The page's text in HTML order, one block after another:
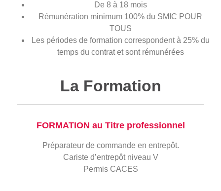
De 8 à 18 mois
Rémunération minimum 100% du SMIC POUR
TOUS
Les périodes de formation correspondent à 25% du
temps du contrat et sont rémunérées
La Formation
FORMATION au Titre professionnel
Préparateur de commande en entrepôt.
Cariste d’entrepôt niveau V
Permis CACES